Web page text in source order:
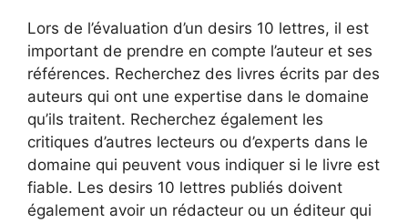
Lors de l’évaluation d’un desirs 10 lettres, il est
important de prendre en compte l’auteur et ses
références. Recherchez des livres écrits par des
auteurs qui ont une expertise dans le domaine
qu’ils traitent. Recherchez également les
critiques d’autres lecteurs ou d’experts dans le
domaine qui peuvent vous indiquer si le livre est
fiable. Les desirs 10 lettres publiés doivent
également avoir un rédacteur ou un éditeur qui